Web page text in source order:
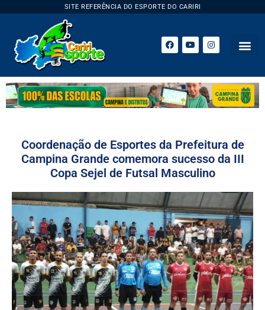
SITE REFERÊNCIA DO ESPORTE DO CARIRI
Coordenação de Esportes da Prefeitura de
Campina Grande comemora sucesso da III
Copa Sejel de Futsal Masculino